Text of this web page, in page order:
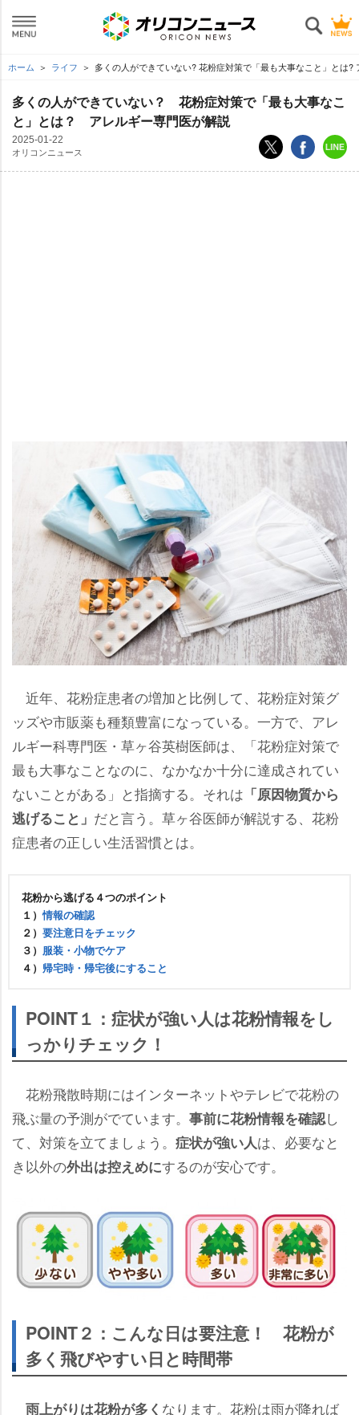
ホーム ライフ 多くの人ができていない? 花粉症対策で「最も大事なこと」とは?
多くの人ができていない？ 花粉症対策で「最も大事なこ
と」とは？ アレルギー専門医が解説
2025-01-22
オリコンニュース
近年、花粉症患者の増加と比例して、花粉症対策グ
ッズや市販薬も種類豊富になっている。一方で、アレ
ルギー科専門医・草ヶ谷英樹医師は、「花粉症対策で
最も大事なことなのに、なかなか十分に達成されてい
ないことがある」と指摘する。それは 「原因物質から
逃げること」 だと言う。草ヶ谷医師が解説する、花粉
症患者の正しい生活習慣とは。
花粉から逃げる４つのポイント
１）情報の確認
２） 要注意日をチェック
３） 服装・小物でケア
４） 帰宅時・帰宅後にすること
POINT１：症状が強い人は花粉情報をし
っかりチェック！
花粉飛散時期にはインターネットやテレビで花粉の
飛ぶ量の予測がでています。 事前に花粉情報を確認し
て、対策を立てましょう。 症状が強い人は、必要なと
き以外の外出は控えめにするのが安心です。
POINT２：こんな日は要注意！ 花粉が
多く飛びやすい日と時間帯
雨上がりは花粉が多く なります。花粉は雨が降れば